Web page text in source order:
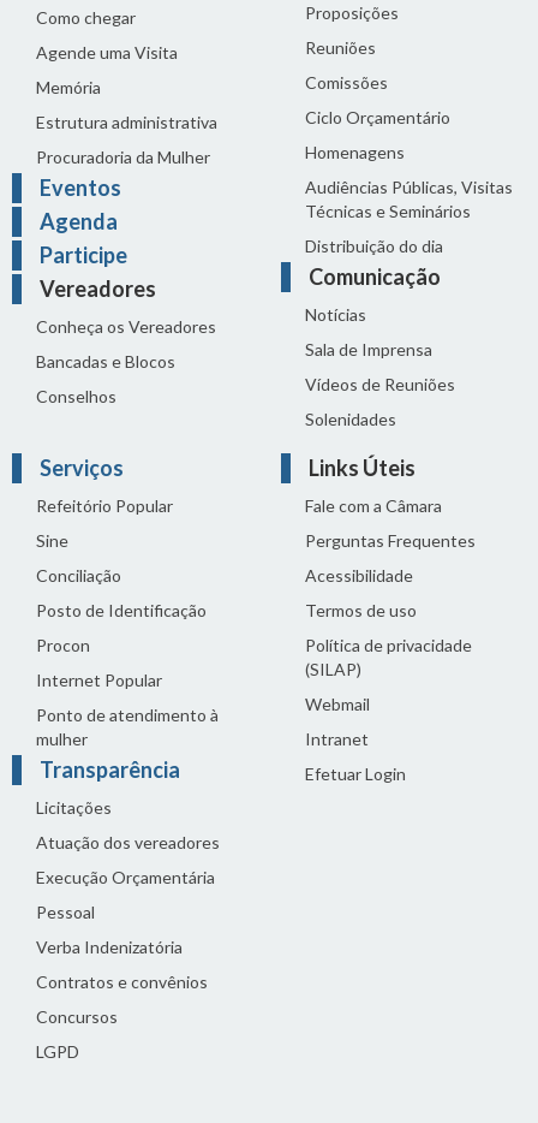
Como chegar
Agende uma Visita
Memória
Estrutura administrativa
Procuradoria da Mulher
Eventos
Agenda
Participe
Vereadores
Conheça os Vereadores
Bancadas e Blocos
Conselhos
Proposições
Reuniões
Comissões
Ciclo Orçamentário
Homenagens
Audiências Públicas, Visitas
Técnicas e Seminários
Distribuição do dia
Comunicação
Notícias
Sala de Imprensa
Vídeos de Reuniões
Solenidades
Serviços
Refeitório Popular
Sine
Conciliação
Posto de Identificação
Procon
Internet Popular
Ponto de atendimento à
mulher
Transparência
Licitações
Atuação dos vereadores
Execução Orçamentária
Pessoal
Verba Indenizatória
Contratos e convênios
Concursos
LGPD
Links Úteis
Fale com a Câmara
Perguntas Frequentes
Acessibilidade
Termos de uso
Política de privacidade
(SILAP)
Webmail
Intranet
Efetuar Login